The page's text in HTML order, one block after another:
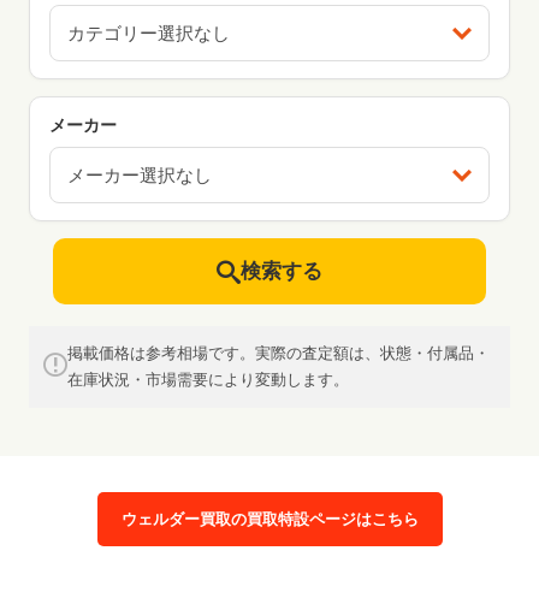
カテゴリー選択なし
メーカー
メーカー選択なし
検索する
掲載価格は参考相場です。実際の査定額は、状態・付属品・
在庫状況・市場需要により変動します。
ウェルダー買取の買取特設ページはこちら